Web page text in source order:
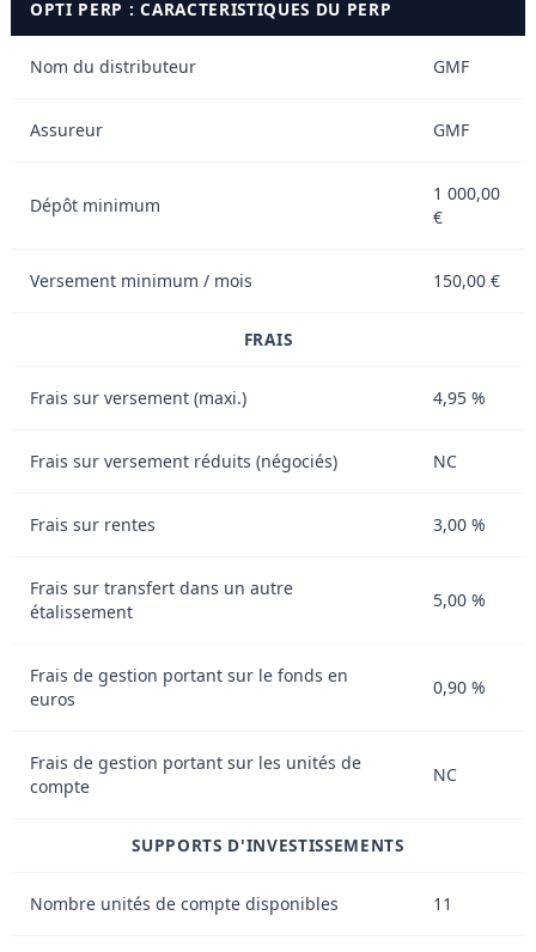
OPTI PERP : CARACTERISTIQUES DU PERP
Nom du distributeur GMF
Assureur GMF
Dépôt minimum
1 000,00
€
Versement minimum / mois 150,00 €
FRAIS
Frais sur versement (maxi.) 4,95 %
Frais sur versement réduits (négociés) NC
Frais sur rentes 3,00 %
Frais sur transfert dans un autre
étalissement
5,00 %
Frais de gestion portant sur le fonds en
euros
0,90 %
Frais de gestion portant sur les unités de
compte
NC
SUPPORTS D'INVESTISSEMENTS
Nombre unités de compte disponibles 11